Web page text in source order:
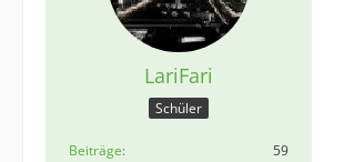
LariFari
Schüler
Beiträge
59